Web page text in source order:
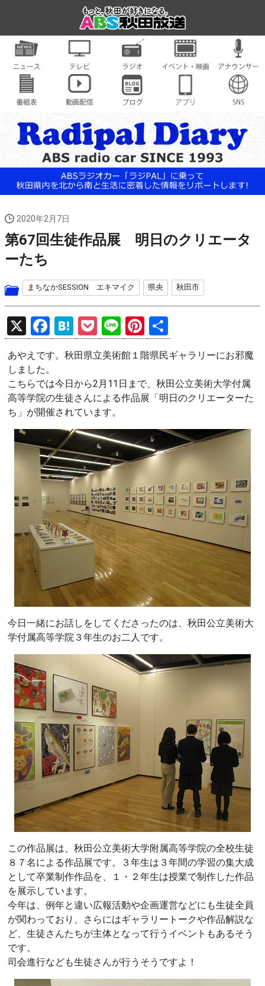
2020年2月7日
第67回生徒作品展 明日のクリエータ
ーたち
まちなかSESSION エキマイク 県央 秋田市
X
F
a
ce
b
o
o
k
H
at
e
n
a
P
o
ck
et
Li
n
e
Pi
nt
er
es
t
有
あやえです。秋田県立美術館１階県民ギャラリーにお邪魔
しました。
こちらでは今日から2月11日まで、秋田公立美術大学付属
高等学院の生徒さんによる作品展「明日のクリエーターた
ち」が開催されています。
今日一緒にお話しをしてくださったのは、秋田公立美術大
学付属高等学院３年生のお二人です。
この作品展は、秋田公立美術大学附属高等学院の全校生徒
８７名による作品展です。３年生は３年間の学習の集大成
として卒業制作作品を、１・２年生は授業で制作した作品
を展示しています。
今年は、例年と違い広報活動や企画運営などにも生徒全員
が関わっており、さらにはギャラリートークや作品解説な
ど、生徒さんたちが主体となって行うイベントもあるそう
です。
司会進行なども生徒さんが行うそうですよ！